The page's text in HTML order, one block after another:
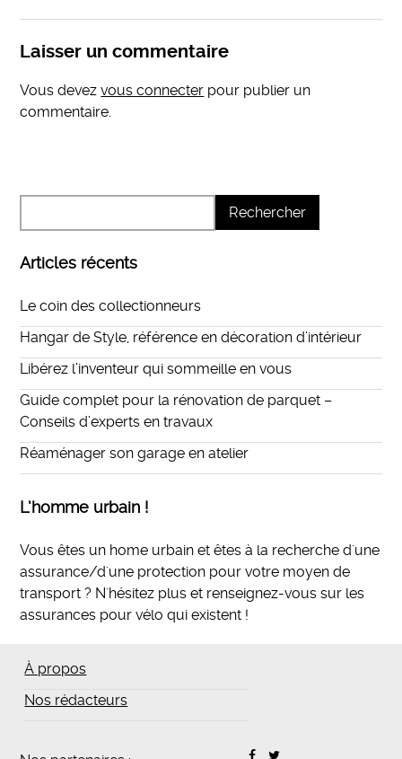
Laisser un commentaire
Vous devezvous connecter pour publier un
commentaire.
Articles récents
Le coin des collectionneurs
Hangar de Style, référence en décoration d’intérieur
Libérez l’inventeur qui sommeille en vous
Guide complet pour la rénovation de parquet –
Conseils d’experts en travaux
Réaménager son garage en atelier
L’homme urbain !
Vous êtes un home urbain et êtes à la recherche d'une
assurance/d'une protection pour votre moyen de
transport ? N'hésitez plus et renseignez-vous sur les
assurances pour vélo qui existent !
À propos
Nos rédacteurs